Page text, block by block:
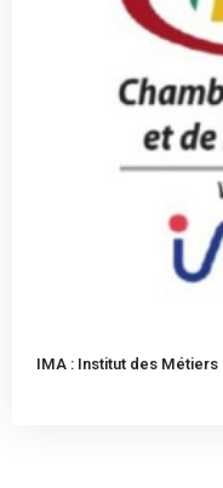
IMA : Institut des